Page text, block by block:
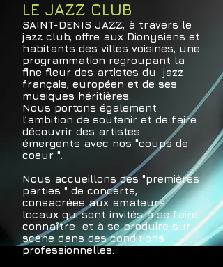
LE JAZZ CLUB
SAINT-DENIS JAZZ, à travers le
jazz club, offre aux Dionysiens et
habitants des villes voisines, une
programmation regroupant la
fine fleur des artistes du jazz
français, européen et de ses
musiques héritières.
Nous portons également
l’ambition de soutenir et de faire
découvrir des artistes
émergents avec nos "coups de
coeur ".
Nous accueillons des "premières
parties " de concerts,
consacrées aux amateurs
locaux qui sont invités à se faire
connaître et à se produire sur
scène dans des conditions
professionnelles.